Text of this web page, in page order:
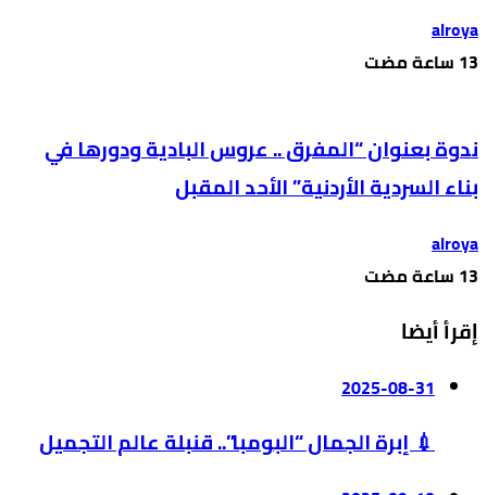
alroya
ندوة بعنوان “المفرق .. عروس البادية ودورها في
بناء السردية الأردنية” الأحد المقبل
alroya
إقرأ أيضا
2025-08-31
💉 إبرة الجمال “البومبا”.. قنبلة عالم التجميل